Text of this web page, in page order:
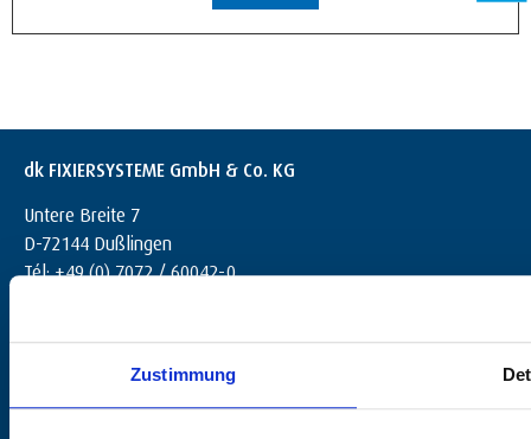
Zustimmung
dk FIXIERSYSTEME GmbH & Co. KG
Untere Breite 7
D-72144 Dußlingen
Tél: +49 (0) 7072 / 60042-0